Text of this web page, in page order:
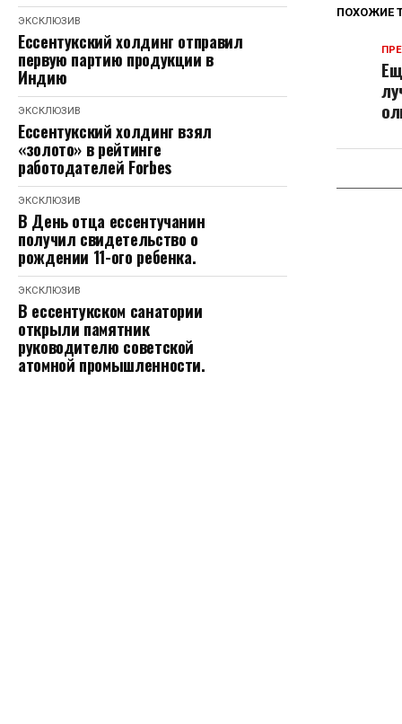
ЭКСКЛЮЗИВ
Ессентукский холдинг отправил
первую партию продукции в
Индию
ЭКСКЛЮЗИВ
Ессентукский холдинг взял
«золото» в рейтинге
работодателей Forbes
ЭКСКЛЮЗИВ
В День отца ессентучанин
получил свидетельство о
рождении 11-ого ребенка.
ЭКСКЛЮЗИВ
В ессентукском санатории
открыли памятник
руководителю советской
атомной промышленности.
ПОХОЖИЕ